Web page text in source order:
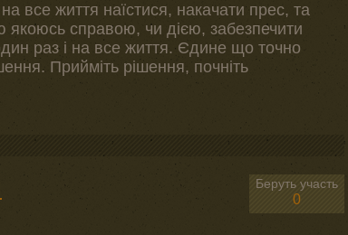
все життя наїстися, накачати прес, та
справою, чи дією, забезпечити
раз і на все життя. Єдине що точно
Прийміть рішення, почніть
Беруть участь
0